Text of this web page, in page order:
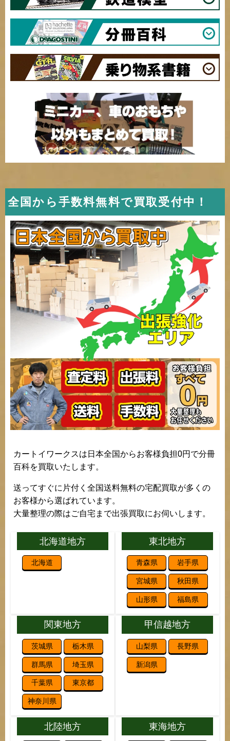
全国から手数料無料で買取受付中！
カートイワークスは日本全国からお客様負担0円で分冊
百科を買取いたします。
送ってすぐに片付く全国送料無料の宅配買取が多くの
お客様から選ばれています。
大量整理の際はご自宅まで出張買取にお伺いします。
北海道地方
北海道
東北地方
青森県 岩手県
宮城県 秋田県
山形県 福島県
関東地方
茨城県 栃木県
群馬県 埼玉県
千葉県 東京都
神奈川県
甲信越地方
山梨県 長野県
新潟県
北陸地方 東海地方